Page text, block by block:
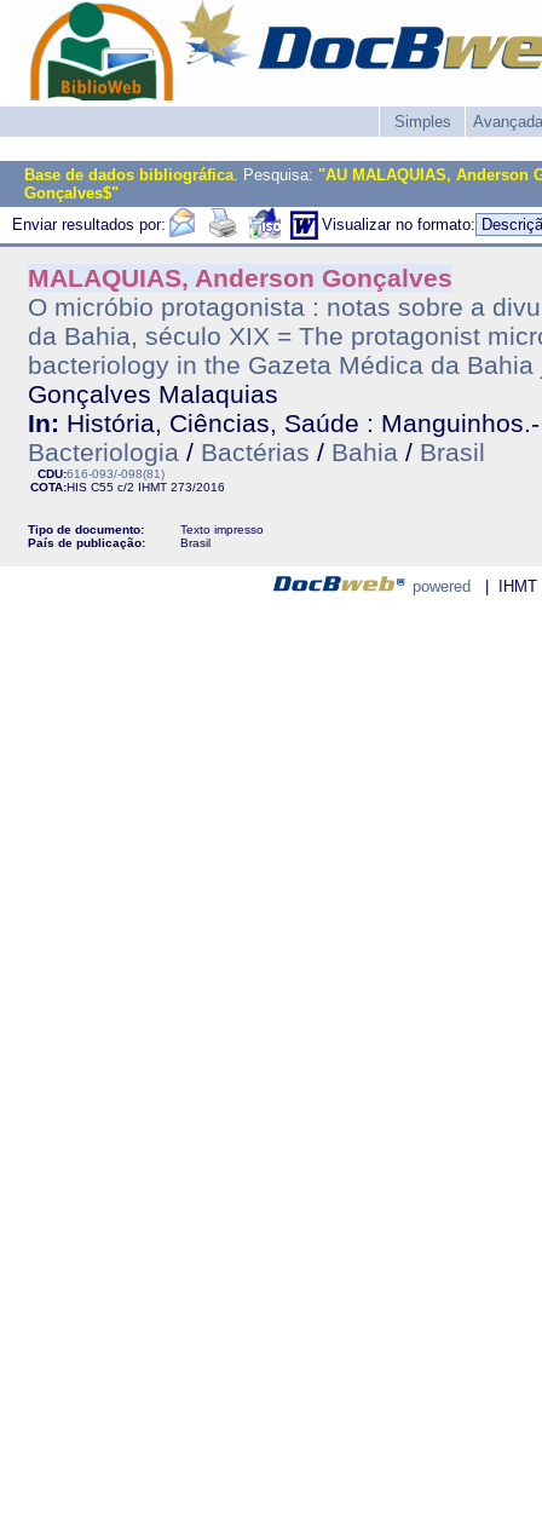
Simples Avançada
Base de dados bibliográfica. Pesquisa: "AU MALAQUIAS, Anderson
Gonçalves$"
Enviar resultados por:
Visualizar no formato:
MALAQUIAS, Anderson Gonçalves
O micróbio protagonista : notas sobre a
da Bahia, século XIX = The protagonist
bacteriology in the Gazeta Médica da
Gonçalves Malaquias
In: História, Ciências, Saúde :
Bacteriologia / Bactérias / Bahia / Brasil
CDU:616-093/-098(81)
COTA:HIS C55 c/2 IHMT 273/2016
Tipo de documento:
Texto impresso
País de publicação:
Brasil
powered | IHMT -